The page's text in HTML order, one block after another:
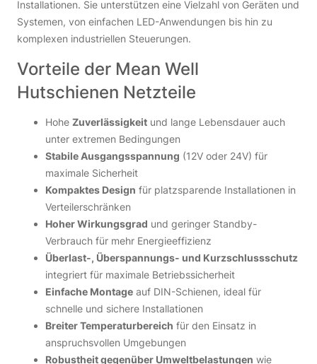
Installationen. Sie unterstützen eine Vielzahl von Geräten und
Systemen, von einfachen LED-Anwendungen bis hin zu
komplexen industriellen Steuerungen.
Vorteile der Mean Well
Hutschienen Netzteile
Hohe Zuverlässigkeit und lange Lebensdauer auch
unter extremen Bedingungen
Stabile Ausgangsspannung (12V oder 24V) für
maximale Sicherheit
Kompaktes Design für platzsparende Installationen in
Verteilerschränken
Hoher Wirkungsgrad und geringer Standby-
Verbrauch für mehr Energieeffizienz
Überlast-, Überspannungs- und Kurzschlussschutz
integriert für maximale Betriebssicherheit
Einfache Montage auf DIN-Schienen, ideal für
schnelle und sichere Installationen
Breiter Temperaturbereich für den Einsatz in
anspruchsvollen Umgebungen
Robustheit gegenüber Umweltbelastungen wie